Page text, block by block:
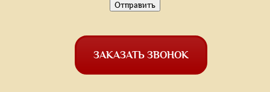
ЗАКАЗАТЬ ЗВОНОК